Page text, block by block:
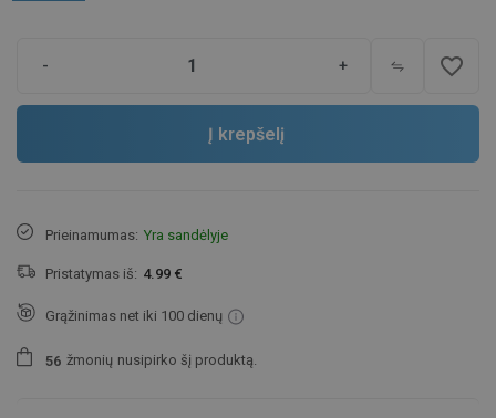
- + favorite_border
Į krepšelį
Prieinamumas: Yra sandėlyje
Pristatymas iš: 4.99 €
Grąžinimas net iki 100 dienų
56 žmonių nusipirko šį produktą.